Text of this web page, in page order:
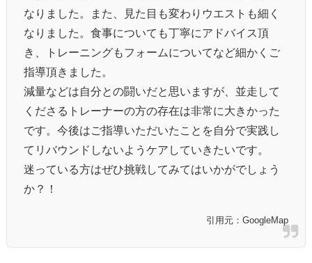
なりました。また、見た目も変わりウエストも細く
なりました。食事についても丁寧にアドバイス頂
き、トレーニングもフォームについてなど細かくご
指導頂きました。
減量などは自分との闘いだと思いますが、並走して
くださるトレーナーの方の存在は非常に大きかった
です。今後はご指導いただいたことを自分で実践し
てリバウンドしないようケアしていきたいです。
迷っている方はぜひ挑戦してみてはいかがでしょう
か？！
引用元：GoogleMap